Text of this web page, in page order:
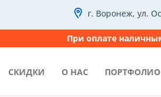
г. Воронеж, ул.
При оплате
СКИДКИ О НАС ПОРТФОЛИО